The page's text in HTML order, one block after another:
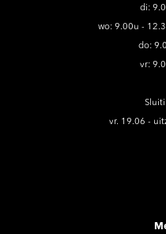
di:
wo: 9.00u -
do:
vr:
vr. 19.06 -